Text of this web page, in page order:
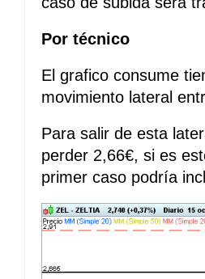
Por técnico
El grafico consume
movimiento lateral
Para salir de esta
perder 2,66€, si es
primer caso podría